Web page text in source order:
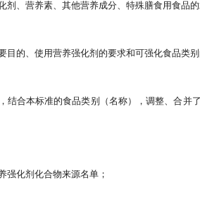
剂、营养素、其他营养成分、特殊膳食用食品的
目的、使用营养强化剂的要求和可强化食品类别
结合本标准的食品类别（名称），调整、合
强化剂化合物来源名单；